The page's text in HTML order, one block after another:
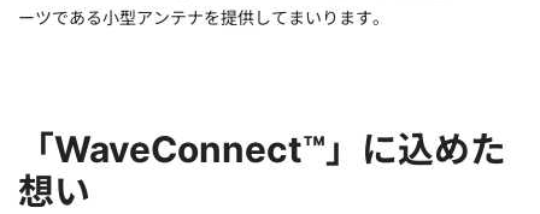
ーツである小型アンテナを提供してまいります。
「WaveConnect™」に込めた
想い